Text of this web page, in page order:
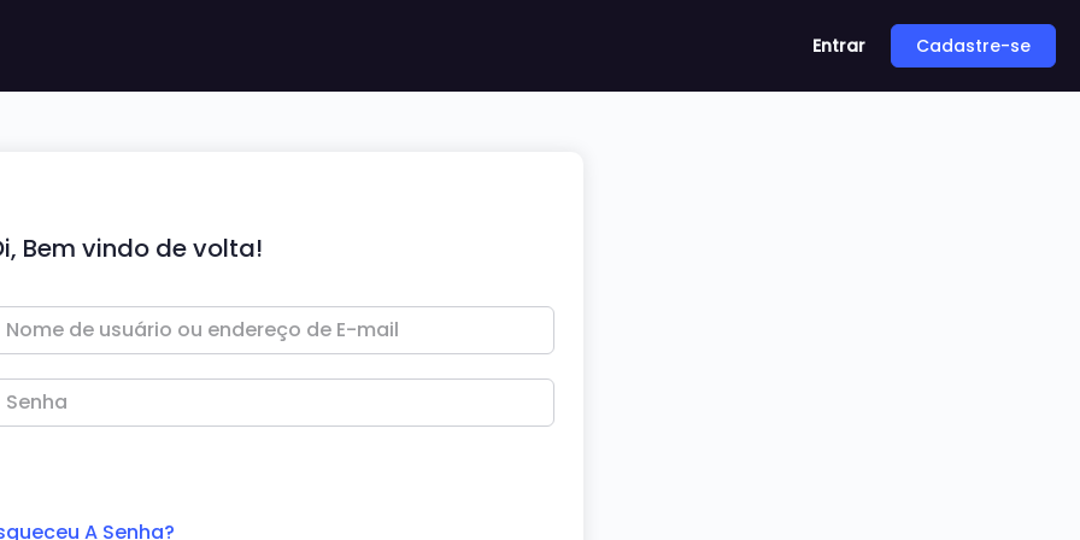
Entrar Cadastre-se
Bem vindo de volta!
A Senha?